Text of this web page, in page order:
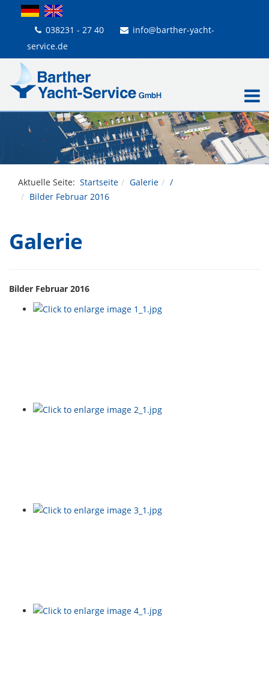
038231 - 27 40
info@barther-yacht-
service.de
Aktuelle Seite: Startseite Galerie
/
Bilder Februar 2016
Galerie
Bilder Februar 2016